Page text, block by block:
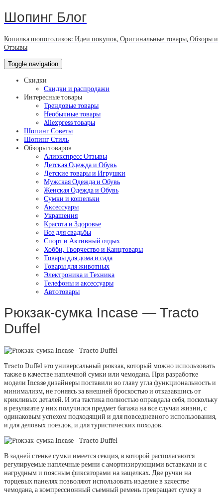
Шопинг Блог
Копилка шопоголиков: Идеи покупок, Оригинальные товары, Обзоры и
Отзывы
Toggle navigation
Скидки
Скидки и распродажи
Интересные товары
Трендовые товары
Необычные товары
Aliexpress товары
Шопинг Советы
Шопинг Стиль
Обзоры товаров
Алиэкспресс Отзывы
Детская Одежда и Обувь
Детские товары и Игрушки
Мужская Одежда и Обувь
Женская Одежда и Обувь
Сумки и кошельки
Аксессуары
Украшения
Красота и Здоровье
Все для свадьбы
Спорт и Активный отдых
Хобби, Творчество и Канцтовары
Товары для дома и сада
Товары для животных
Электроника и Техника
Телефоны и аксессуары
Автотовары
Рюкзак-сумка Incase — Tracto
Duffel
Tracto Duffel это универсальный рюкзак, который можно использовать
также в качестве наплечной сумки или чемодана. При разработке
модели Incase дизайнеры поставили во главу угла функциональность и
минимализм, не гоняясь за внешней броскостью и отказавшись от
крикливых деталей. И эта тактика полностью оправдала себя, поскольку
в результате у них получился предмет багажа на все случаи жизни, с
одинаковым успехом подходящий и для повседневного использования,
и для деловых поездок, и для туристических походов.
В задней стенке сумки имеется секция, в которой располагаются
регулируемые наплечные ремни с амортизирующими вставками и с
нагрудным и поясным фиксаторами на защелках. Две ручки на
торцевых панелях позволяют использовать изделие в качестве
чемодана, а компрессионный съемный ремень превращает сумку в